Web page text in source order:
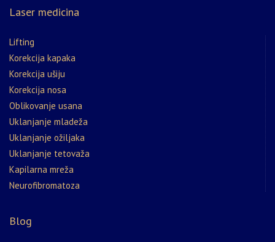
Laser medicina
Lifting
Korekcija kapaka
Korekcija ušiju
Korekcija nosa
Oblikovanje usana
Uklanjanje mladeža
Uklanjanje ožiljaka
Uklanjanje tetovaža
Kapilarna mreža
Neurofibromatoza
Blog